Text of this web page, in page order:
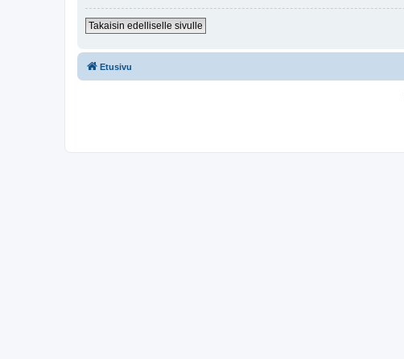
Takaisin edelliselle sivulle
Etusivu